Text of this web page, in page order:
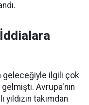
geleceğiyle ilgili çok
Avrupa'nın
takımdan